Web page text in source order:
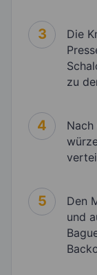
3
Die
zu
4
5
Den
und